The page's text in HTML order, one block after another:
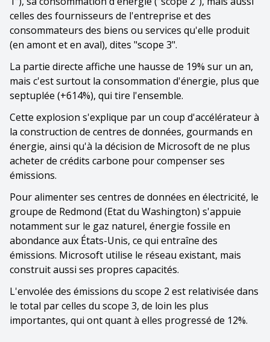
celles des fournisseurs de l'entreprise et des
consommateurs des biens ou services qu'elle produit
(en amont et en aval), dites "scope 3".
La partie directe affiche une hausse de 19% sur un an,
mais c'est surtout la consommation d'énergie, plus que
septuplée (+614%), qui tire l'ensemble.
Cette explosion s'explique par un coup d'accélérateur à
la construction de centres de données, gourmands en
énergie, ainsi qu'à la décision de Microsoft de ne plus
acheter de crédits carbone pour compenser ses
émissions.
Pour alimenter ses centres de données en électricité, le
groupe de Redmond (Etat du Washington) s'appuie
notamment sur le gaz naturel, énergie fossile en
abondance aux États-Unis, ce qui entraîne des
émissions. Microsoft utilise le réseau existant, mais
construit aussi ses propres capacités.
L'envolée des émissions du scope 2 est relativisée dans
le total par celles du scope 3, de loin les plus
importantes, qui ont quant à elles progressé de 12%.